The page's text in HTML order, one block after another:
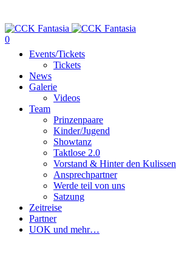
0
Events/Tickets
Tickets
News
Galerie
Videos
Team
Prinzenpaare
Kinder/Jugend
Showtanz
Taktlose 2.0
Vorstand & Hinter den Kulissen
Ansprechpartner
Werde teil von uns
Satzung
Zeitreise
Partner
UOK und mehr…